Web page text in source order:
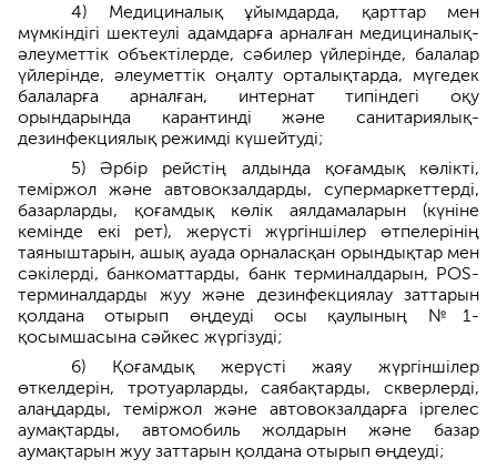
4) Медициналық ұйымдарда, қарттар мен
мүмкіндігі шектеулі адамдарға арналған медициналық-
әлеуметтік объектілерде, сәбилер үйлерінде, балалар
үйлерінде, әлеуметтік оңалту орталықтарда, мүгедек
балаларға арналған, интернат типіндегі оқу
орындарында карантинді және санитариялық-
дезинфекциялық режимді күшейтуді;
5) Әрбір рейстің алдында қоғамдық көлікті,
теміржол және автовокзалдарды, супермаркеттерді,
базарларды, қоғамдық көлік аялдамаларын (күніне
кемінде екі рет), жерүсті жүргіншілер өтпелерінің
таяныштарын, ашық ауада орналасқан орындықтар мен
сәкілерді, банкоматтарды, банк терминалдарын, POS-
терминалдарды жуу және дезинфекциялау заттарын
қолдана отырып өңдеуді осы қаулының №1-
қосымшасына сәйкес жүргізуді;
6) Қоғамдық жерүсті жаяу жүргіншілер
өткелдерін, тротуарларды, саябақтарды, скверлерді,
алаңдарды, теміржол және автовокзалдарға іргелес
аумақтарды, автомобиль жолдарын және базар
аумақтарын жуу заттарын қолдана отырып өңдеуді;